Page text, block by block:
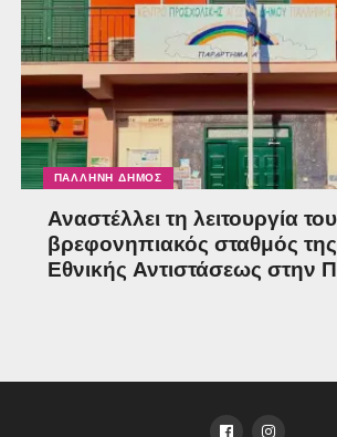
ΠΑΛΛΉΝΗ ΔΉΜΟΣ
Αναστέλλει τη λειτουργία
βρεφονηπιακός σταθμός
Εθνικής Αντιστάσεως στην